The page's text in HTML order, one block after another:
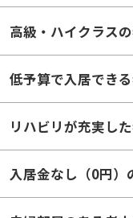
高級・ハイクラス
低予算で入居でき
リハビリが充実し
入居金なし（0円）
夫婦部屋のある老